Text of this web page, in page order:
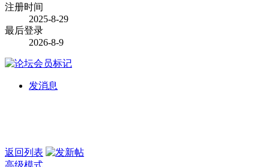
注册时间
2025-8-29
最后登录
2026-8-9
发消息
返回列表
高级模式